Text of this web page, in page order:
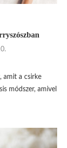
amit a csirke
módszer, amivel